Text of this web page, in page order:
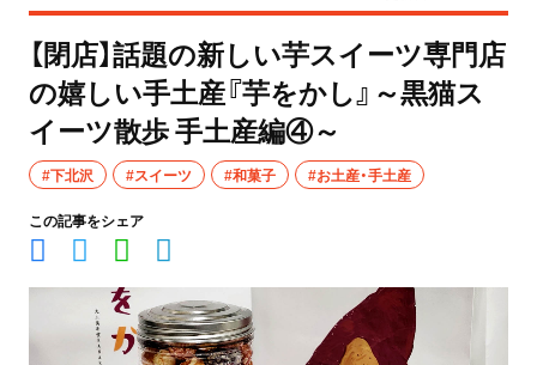
【閉店】話題の新しい芋スイーツ専門店
の嬉しい手土産『芋をかし』～黒猫ス
イーツ散歩 手土産編④～
#下北沢 #スイーツ #和菓子 #お土産・手土産
この記事をシェア